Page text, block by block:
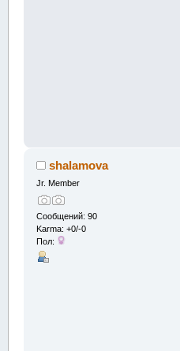
shalamova
Jr. Member
Сообщений: 90
Karma: +0/-0
Пол: